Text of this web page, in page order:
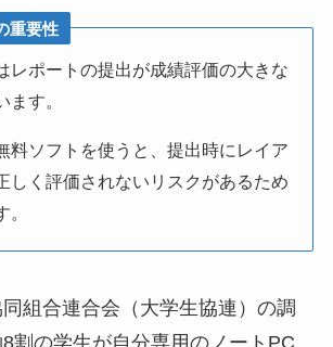
重要性
レポートの提出が成績評価の大きな
ます。
料ソフトを使うと、提出時にレイア
しく評価されないリスクがあるため
組合連合会（大学生協連）の調
割の学生が自分専用のノートPC